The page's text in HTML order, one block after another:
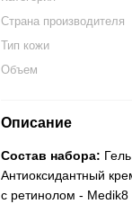
Страна производителя
Тип кожи
Объем
Описание
Состав набора:
Антиоксидантный
с ретинолом -